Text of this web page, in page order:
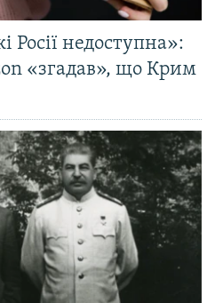
Росії недоступна»:
«згадав», що Крим